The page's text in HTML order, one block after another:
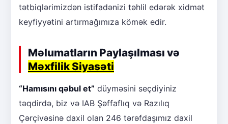
tətbiqlərimizdən istifadənizi təhlil edərək xidmət
keyfiyyətini artırmağımıza kömək edir.
Məlumatların Paylaşılması və
Məxfilik Siyasəti
“Hamısını qəbul et” düyməsini seçdiyiniz
təqdirdə, biz və IAB Şəffaflıq və Razılıq
Çərçivəsinə daxil olan 246 tərəfdaşımız daxil